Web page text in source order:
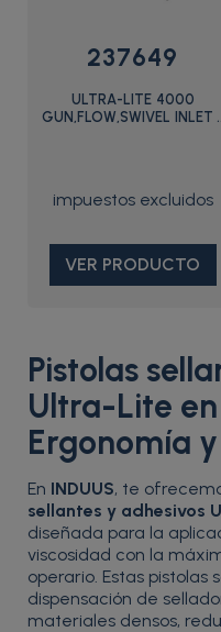
237649
ULTRA-LITE 4000
GUN,FLOW,SWIVEL INLET -
VER PRODUCTO
Pistolas
Ultra-Lite en
Ergonomía
En INDUUS, te
sellantes y adhesivos
diseñada para la
viscosidad con la
operario. Estas pistolas
dispensación de
materiales densos,